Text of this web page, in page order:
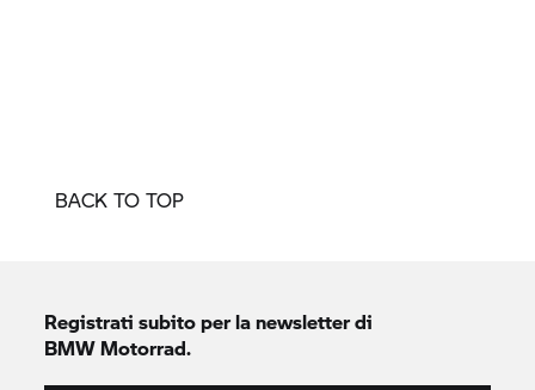
BACK TO TOP
Registrati subito per la newsletter di
BMW Motorrad.